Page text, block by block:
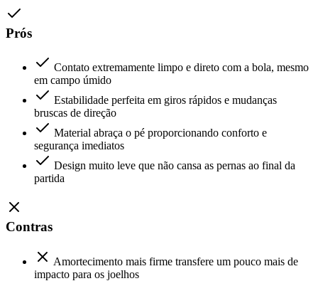
Prós
Contato extremamente limpo e direto com a bola, mesmo
em campo úmido
Estabilidade perfeita em giros rápidos e mudanças
bruscas de direção
Material abraça o pé proporcionando conforto e
segurança imediatos
Design muito leve que não cansa as pernas ao final da
partida
Contras
Amortecimento mais firme transfere um pouco mais de
impacto para os joelhos